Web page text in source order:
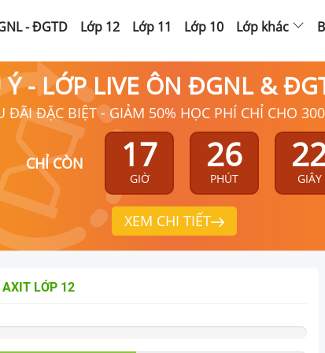
- ĐGTD Lớp 12 Lớp 11 Lớp 10 Lớp khác
Ý - LỚP LIVE ÔN ĐGNL &
ĐÃI ĐẶC BIỆT - GIẢM 50% HỌC PHÍ CHỈ CHO
CHỈ CÒN 17
GIỜ
26
PHÚT GIÂY
XEM CHI TIẾT
AXIT LỚP 12